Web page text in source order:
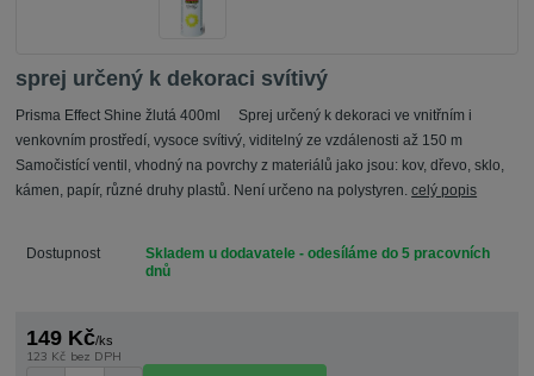
sprej určený k dekoraci svítivý
Prisma Effect Shine žlutá 400ml Sprej určený k dekoraci ve vnitřním i
venkovním prostředí, vysoce svítivý, viditelný ze vzdálenosti až 150 m
Samočistící ventil, vhodný na povrchy z materiálů jako jsou: kov, dřevo, sklo,
kámen, papír, různé druhy plastů. Není určeno na polystyren.celý popis
Dostupnost
Skladem u dodavatele - odesíláme do 5 pracovních
dnů
149 Kč/ks
123 Kč bez DPH